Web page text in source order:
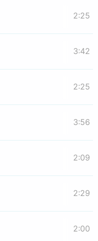
2:25
3:42
2:25
3:56
2:09
2:29
2:00